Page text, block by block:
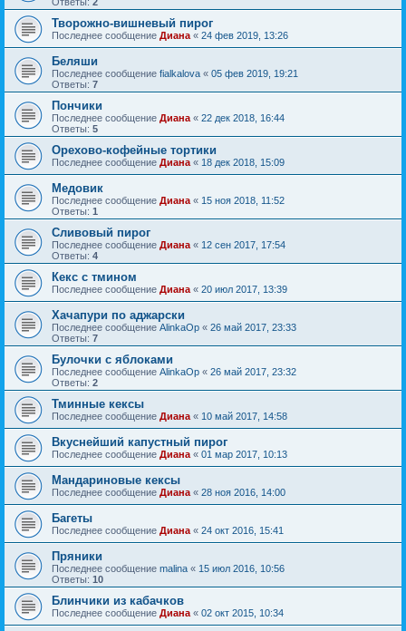
Творожно-вишневый пирог
Последнее сообщение Диана « 24 фев 2019, 13:26
Беляши
Последнее сообщение fialkalova « 05 фев 2019, 19:21
Ответы: 7
Пончики
Последнее сообщение Диана « 22 дек 2018, 16:44
Ответы: 5
Орехово-кофейные тортики
Последнее сообщение Диана « 18 дек 2018, 15:09
Медовик
Последнее сообщение Диана « 15 ноя 2018, 11:52
Ответы: 1
Сливовый пирог
Последнее сообщение Диана « 12 сен 2017, 17:54
Ответы: 4
Кекс с тмином
Последнее сообщение Диана « 20 июл 2017, 13:39
Хачапури по аджарски
Последнее сообщение AlinkaOp « 26 май 2017, 23:33
Ответы: 7
Булочки с яблоками
Последнее сообщение AlinkaOp « 26 май 2017, 23:32
Ответы: 2
Тминные кексы
Последнее сообщение Диана « 10 май 2017, 14:58
Вкуснейший капустный пирог
Последнее сообщение Диана « 01 мар 2017, 10:13
Мандариновые кексы
Последнее сообщение Диана « 28 ноя 2016, 14:00
Багеты
Последнее сообщение Диана « 24 окт 2016, 15:41
Пряники
Последнее сообщение malina « 15 июл 2016, 10:56
Ответы: 10
Блинчики из кабачков
Последнее сообщение Диана « 02 окт 2015, 10:34